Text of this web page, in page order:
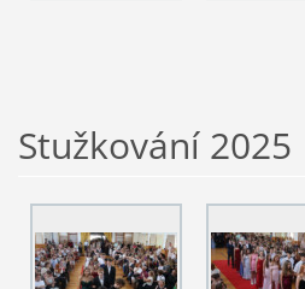
Stužkování 2025